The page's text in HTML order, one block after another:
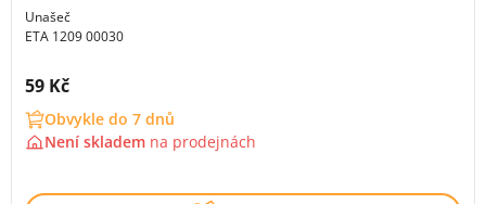
Unašeč
ETA 1209 00030
Cena s DPH:
59 Kč
Obvykle do 7 dnů
Není skladem na prodejnách